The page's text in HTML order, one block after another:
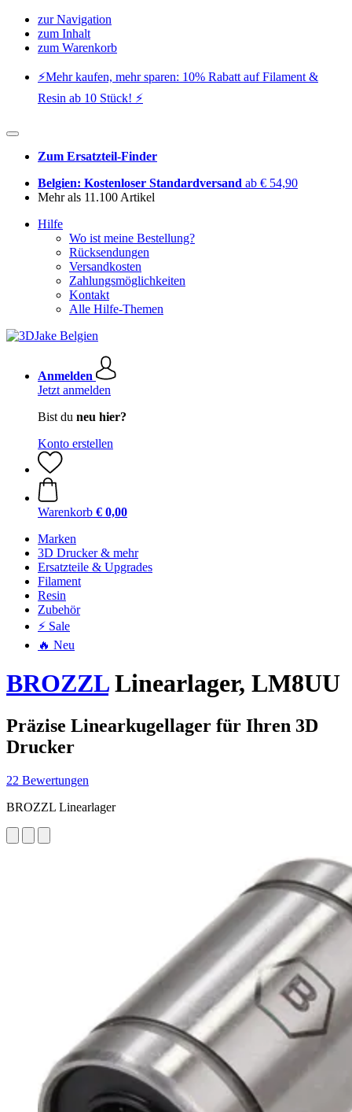
zur Navigation
zum Inhalt
zum Warenkorb
⚡️Mehr kaufen, mehr sparen: 10% Rabatt auf Filament &
Resin ab 10 Stück! ⚡️
Zum Ersatzteil-Finder
Belgien: Kostenloser Standardversand ab € 54,90
Mehr als 11.100 Artikel
Hilfe
Wo ist meine Bestellung?
Rücksendungen
Versandkosten
Zahlungsmöglichkeiten
Kontakt
Alle Hilfe-Themen
Anmelden
Jetzt anmelden
Bist du neu hier?
Konto erstellen
Warenkorb € 0,00
Marken
3D Drucker & mehr
Ersatzteile & Upgrades
Filament
Resin
Zubehör
⚡ Sale
🔥 Neu
BROZZLLinearlager, LM8UU
Präzise Linearkugellager für Ihren 3D
Drucker
22 Bewertungen
BROZZL Linearlager